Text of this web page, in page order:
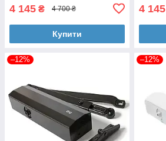
4 145 ₴ 4 700 ₴
Купити
4 145
–12% –12%